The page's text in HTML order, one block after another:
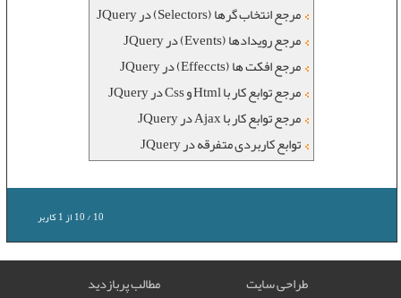
مرجع انتخاب گرها (Selectors) در JQuery
مرجع رویدادها (Events) در JQuery
مرجع افکت ها (Effeccts) در JQuery
مرجع توابع کار با Html و Css در JQuery
مرجع توابع کار با Ajax در JQuery
توابع کاربردی متفرقه در JQuery
10/10 از1کاربر
طراحی سایت
مطالب پربازدید